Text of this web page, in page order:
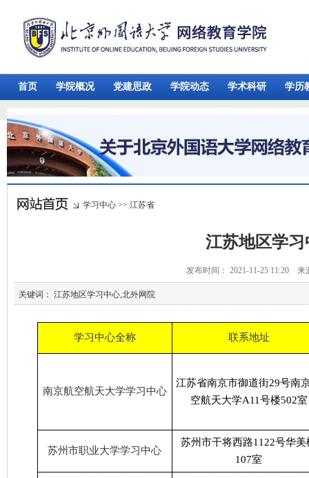
首页 学院概况 党建思政 学院动态 学术科研 学历
学习中心 >> 江苏省
江苏地区学习
发布时间： 2021-11-25 11:20
关键词： 江苏地区学习中心,北外网院
学习中心全称 联系地址
南京航空航天大学学习中心
江苏省南京市御道街29号南
空航天大学A11号楼502室
苏州市职业大学学习中心
苏州市干将西路1122号华美
107室